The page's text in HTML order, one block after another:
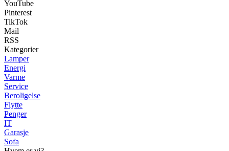
YouTube
Pinterest
TikTok
Mail
RSS
Kategorier
Lamper
Energi
Varme
Service
Beroligelse
Flytte
Penger
IT
Garasje
Sofa